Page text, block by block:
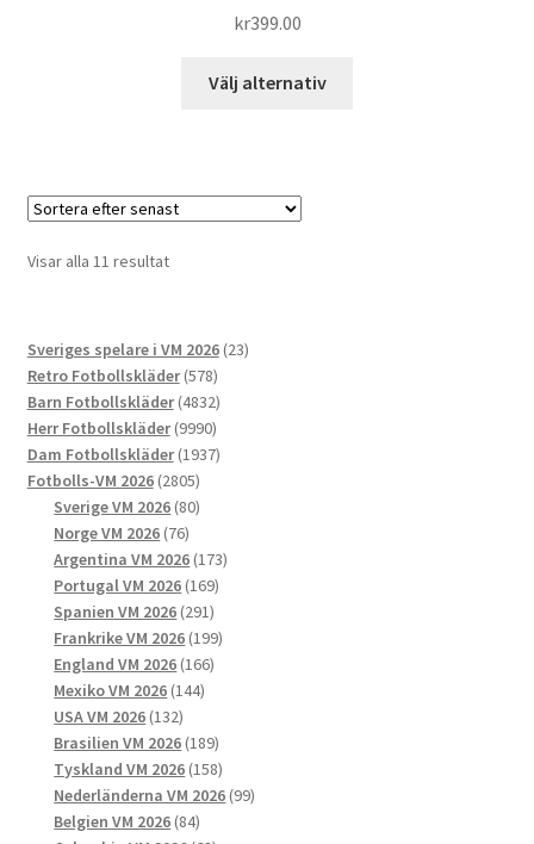
kr399.00
Välj alternativ
Visar alla 11 resultatSortera
Sveriges spelare i VM 2026 2323
Retro Fotbollskläder 578578
produkter
Barn Fotbollskläder 48324832
produkter
Herr Fotbollskläder 99909990
produkter
Dam Fotbollskläder 19371937
Fotbolls-VM 2026 28052805
produkter
Sverige VM 2026 8080
Norge VM 2026 7676
produkter
Argentina VM 2026 173173
Portugal VM 2026 169169
Spanien VM 2026 291291
produkter
Frankrike VM 2026 199199
England VM 2026 166166
Mexiko VM 2026 144144
USA VM 2026 132132
produkter
Brasilien VM 2026 189189
produkter
Tyskland VM 2026 158158
produkter
Nederländerna VM 2026 9999
Belgien VM 2026 8484